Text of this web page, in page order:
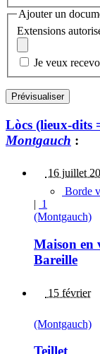
Ajouter un
Extensions
Je veux
Lòcs (lieux-dits
Montgauch :
16 juillet
Borde
| 1
(Montgauch)
Maison en
Bareille
15 février
(Montgauch)